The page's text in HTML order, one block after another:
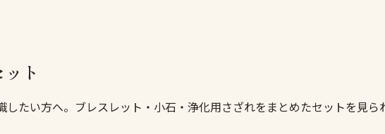
ト
たい方へ。ブレスレット・小石・浄化用さざれをまとめたセットを見ら